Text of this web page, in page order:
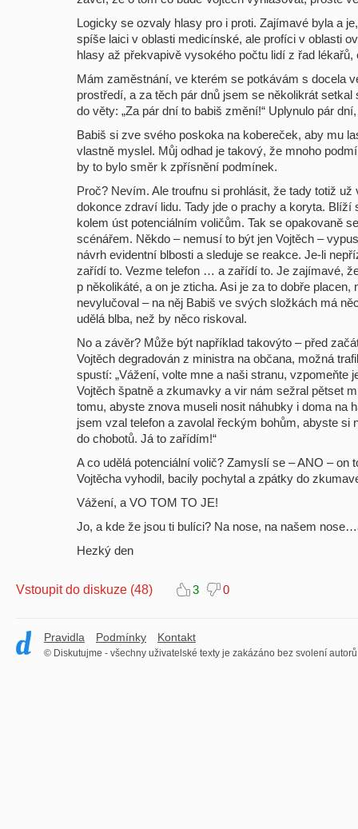
Logicky se ozvaly hlasy pro i proti. Zajímavé byla a
spíše laici v oblasti medicínské, ale profíci v oblasti
hlasy až překvapivě vysokého počtu lidí z řad
Mám zaměstnání, ve kterém se potkávám s docela
prostředí, a za těch pár dnů jsem se několikrát
do věty: „Za pár dní to babiš změní!“ Uplynulo pár
Babiš si zve svého poskoka na kobereček, aby mu
vlastně myslel. Můj odhad je takový, že mnoho
by to bylo směr k zpřísnění podmínek.
Proč? Nevím. Ale troufnu si prohlásit, že tady totiž
dokonce zdraví lidu. Tady jde o prachy a koryta. Blíží
kolem úst potenciálním voličům. Tak se opakovaně
scénářem. Někdo – nemusí to být jen Vojtěch –
návrh evidentní blbosti a sleduje se reakce. Je-li
zařídí to. Vezme telefon … a zařídí to. Je zajímavé,
p několikáté, a on je zticha. Asi je za to dobře placen,
nevylučoval – na něj Babiš ve svých složkách má
udělá blba, než by něco riskoval.
No a závěr? Může být například takovýto – před
Vojtěch degradován z ministra na občana, možná
spustí: „Vážení, volte mne a naši stranu, vzpomeňte
Vojtěch špatně a zkumavky a vir nám sežral pětset
tomu, abyste znova museli nosit náhubky i doma
jsem vzal telefon a zavolal řeckým bohům, abyste si
do chobotů. Já to zařídím!“
A co udělá potenciální volič? Zamyslí se – ANO – on
Vojtěcha vyhodil, bacily pochytal a zpátky do
Vážení, a VO TOM TO JE!
Jo, a kde že jsou ti bulíci? Na nose, na našem
Hezký den
Vstoupit do diskuze (48) 3 0
Pravidla Podmínky Kontakt
© Diskutujme - všechny uživatelské texty je zakázáno bez svolení